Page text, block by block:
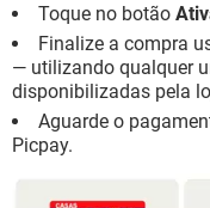
Toque no botão
Finalize a compra
— utilizando qualquer
disponibilizadas pela
Aguarde o
Picpay.